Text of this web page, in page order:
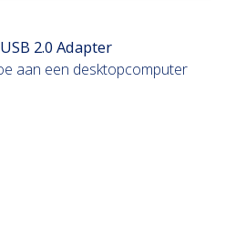
2.0 Adapter
aan een desktopcomputer